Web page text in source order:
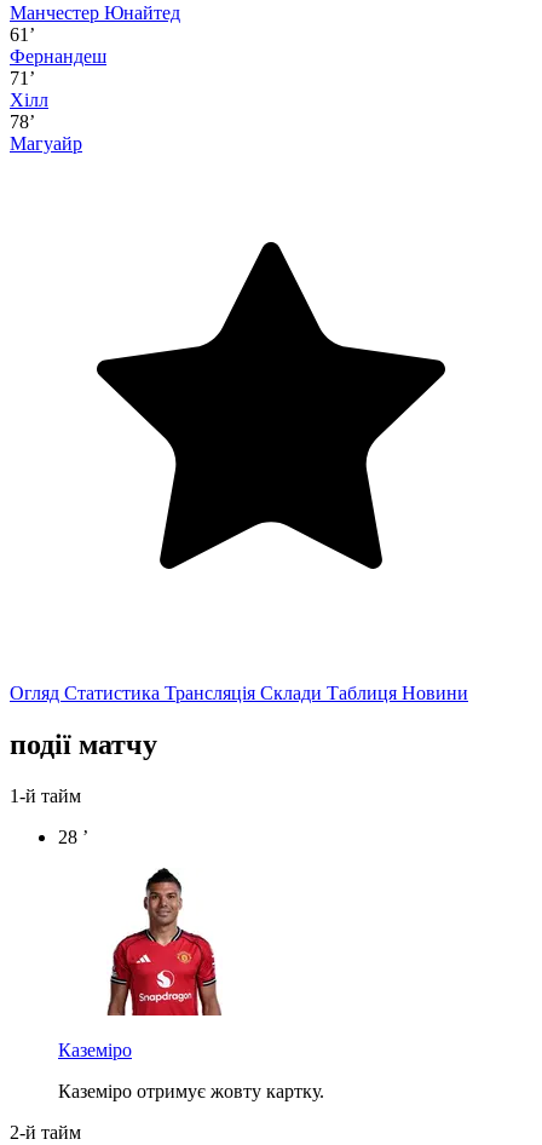
Манчестер Юнайтед
61’
Фернандеш
71’
Хілл
78’
Магуайр
Огляд Статистика Трансляція Склади Таблиця Новини
події матчу
1-й тайм
28 ’
Каземіро
Каземіро отримує жовту картку.
2-й тайм